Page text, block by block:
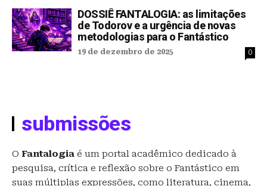
DOSSIÊ FANTALOGIA: as limitações
de Todorov e a urgência de novas
metodologias para o Fantástico
19 de dezembro de 2025 0
submissões
O Fantalogia é um portal acadêmico dedicado à
pesquisa, crítica e reflexão sobre o Fantástico em
suas múltiplas expressões, como literatura, cinema,